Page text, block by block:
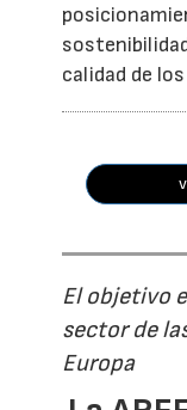
calidad de
El objetivo
sector de
Europa